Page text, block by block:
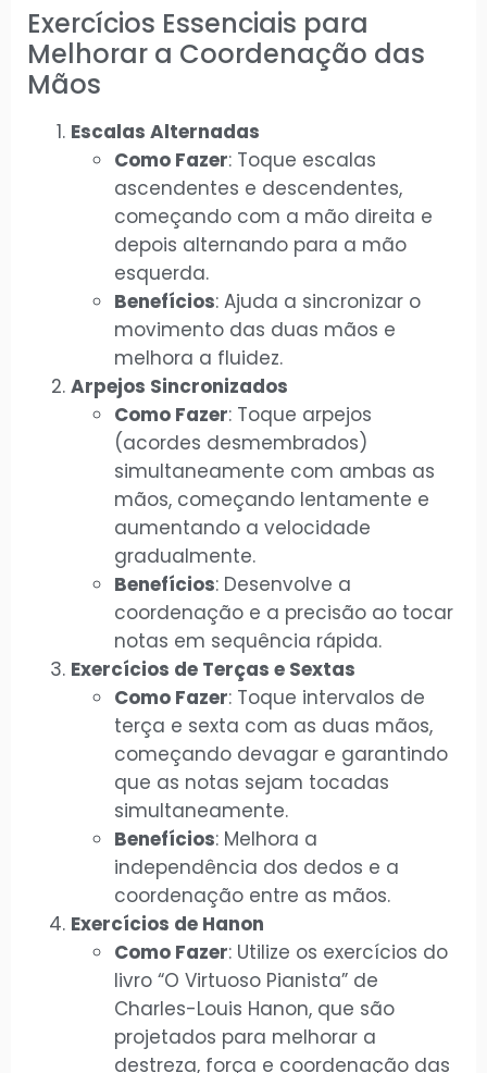
Exercícios Essenciais para
Melhorar a Coordenação das
Mãos
Escalas Alternadas
Como Fazer: Toque escalas
ascendentes e descendentes,
começando com a mão direita e
depois alternando para a mão
esquerda.
Benefícios: Ajuda a sincronizar o
movimento das duas mãos e
melhora a fluidez.
Arpejos Sincronizados
Como Fazer: Toque arpejos
(acordes desmembrados)
simultaneamente com ambas as
mãos, começando lentamente e
aumentando a velocidade
gradualmente.
Benefícios: Desenvolve a
coordenação e a precisão ao tocar
notas em sequência rápida.
Exercícios de Terças e Sextas
Como Fazer: Toque intervalos de
terça e sexta com as duas mãos,
começando devagar e garantindo
que as notas sejam tocadas
simultaneamente.
Benefícios: Melhora a
independência dos dedos e a
coordenação entre as mãos.
Exercícios de Hanon
Como Fazer: Utilize os exercícios do
livro “O Virtuoso Pianista” de
Charles-Louis Hanon, que são
projetados para melhorar a
destreza, força e coordenação das